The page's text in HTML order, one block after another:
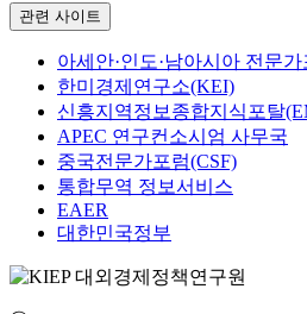
관련 사이트
아세안·인도·남아시아 전문
한미경제연구소(KEI)
신흥지역정보종합지식포탈
APEC 연구컨소시엄 사무국
중국전문가포럼(CSF)
통합무역 정보서비스
EAER
대한민국정부